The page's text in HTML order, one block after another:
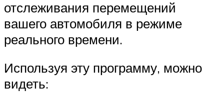
отслеживания перемещений
вашего автомобиля в режиме
реального времени.
Используя эту программу, можно
видеть: